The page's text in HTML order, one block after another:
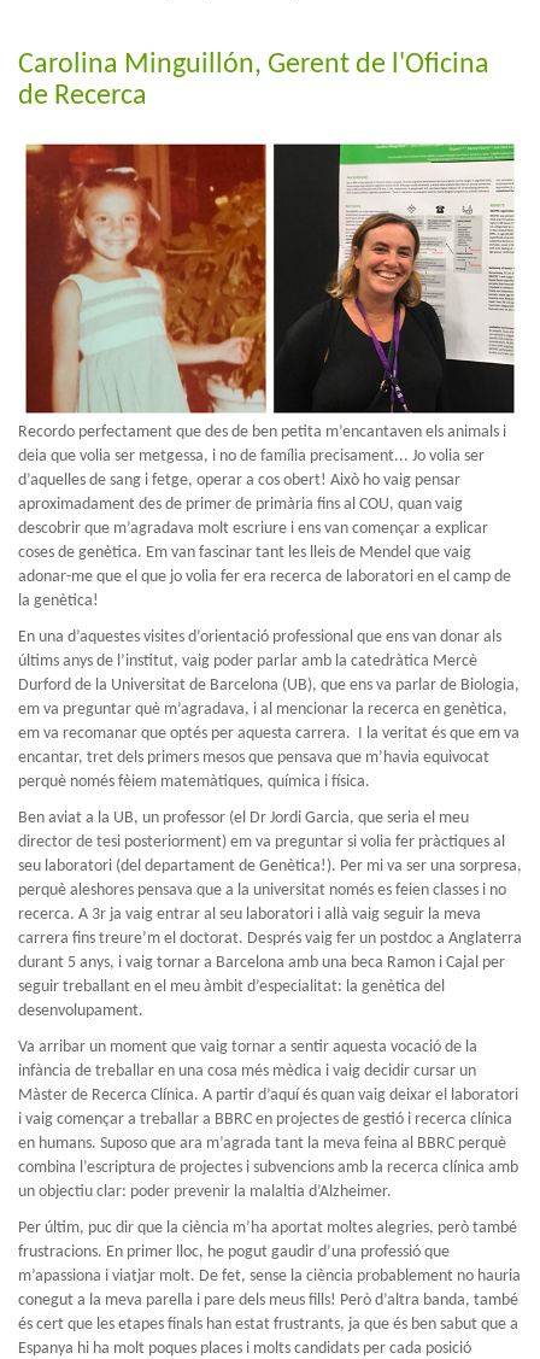
Carolina Minguillón, Gerent de l'Oficina
de Recerca
Recordo perfectament que des de ben petita m’encantaven els animals i
deia que volia ser metgessa, i no de família precisament... Jo volia ser
d’aquelles de sang i fetge, operar a cos obert! Això ho vaig pensar
aproximadament des de primer de primària fins al COU, quan vaig
descobrir que m’agradava molt escriure i ens van començar a explicar
coses de genètica. Em van fascinar tant les lleis de Mendel que vaig
adonar-me que el que jo volia fer era recerca de laboratori en el camp de
la genètica!
En una d’aquestes visites d’orientació professional que ens van donar als
últims anys de l’institut, vaig poder parlar amb la catedràtica Mercè
Durford de la Universitat de Barcelona (UB), que ens va parlar de Biologia,
em va preguntar què m’agradava, i al mencionar la recerca en genètica,
em va recomanar que optés per aquesta carrera. I la veritat és que em va
encantar, tret dels primers mesos que pensava que m’havia equivocat
perquè només fèiem matemàtiques, química i física.
Ben aviat a la UB, un professor (el Dr Jordi Garcia, que seria el meu
director de tesi posteriorment) em va preguntar si volia fer pràctiques al
seu laboratori (del departament de Genètica!). Per mi va ser una sorpresa,
perquè aleshores pensava que a la universitat només es feien classes i no
recerca. A 3r ja vaig entrar al seu laboratori i allà vaig seguir la meva
carrera fins treure’m el doctorat. Després vaig fer un postdoc a Anglaterra
durant 5 anys, i vaig tornar a Barcelona amb una beca Ramon i Cajal per
seguir treballant en el meu àmbit d’especialitat: la genètica del
desenvolupament.
Va arribar un moment que vaig tornar a sentir aquesta vocació de la
infància de treballar en una cosa més mèdica i vaig decidir cursar un
Màster de Recerca Clínica. A partir d’aquí és quan vaig deixar el laboratori
i vaig començar a treballar a BBRC en projectes de gestió i recerca clínica
en humans. Suposo que ara m’agrada tant la meva feina al BBRC perquè
combina l’escriptura de projectes i subvencions amb la recerca clínica amb
un objectiu clar: poder prevenir la malaltia d’Alzheimer.
Per últim, puc dir que la ciència m’ha aportat moltes alegries, però també
frustracions. En primer lloc, he pogut gaudir d’una professió que
m’apassiona i viatjar molt. De fet, sense la ciència probablement no hauria
conegut a la meva parella i pare dels meus fills! Però d’altra banda, també
és cert que les etapes finals han estat frustrants, ja que és ben sabut que a
Espanya hi ha molt poques places i molts candidats per cada posició